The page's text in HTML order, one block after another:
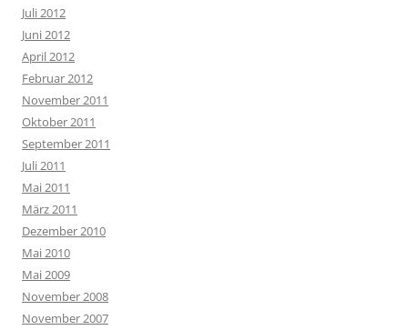
Juli 2012
Juni 2012
April 2012
Februar 2012
November 2011
Oktober 2011
September 2011
Juli 2011
Mai 2011
März 2011
Dezember 2010
Mai 2010
Mai 2009
November 2008
November 2007